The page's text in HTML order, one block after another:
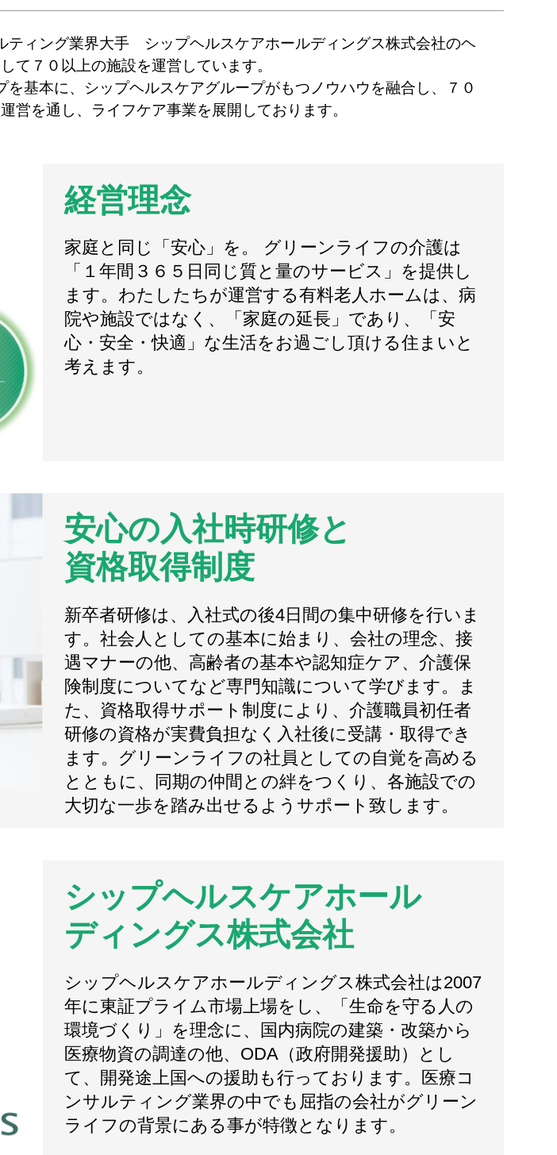
ティング業界大手 シップヘルスケアホールディングス株式会社のヘ
て７０以上の施設を運営しています。
基本に、シップヘルスケアグループがもつノウハウを融合し、７０
営を通し、ライフケア事業を展開しております。
経営理念
家庭と同じ「安心」を。 グリーンライフの介護は
「１年間３６５日同じ質と量のサービス」を提供し
ます。わたしたちが運営する有料老人ホームは、病
院や施設ではなく、「家庭の延長」であり、「安
心・安全・快適」な生活をお過ごし頂ける住まいと
考えます。
安心の入社時研修と
資格取得制度
新卒者研修は、入社式の後4日間の集中研修を行いま
す。社会人としての基本に始まり、会社の理念、接
遇マナーの他、高齢者の基本や認知症ケア、介護保
険制度についてなど専門知識について学びます。ま
た、資格取得サポート制度により、介護職員初任者
研修の資格が実費負担なく入社後に受講・取得でき
ます。グリーンライフの社員としての自覚を高める
とともに、同期の仲間との絆をつくり、各施設での
大切な一歩を踏み出せるようサポート致します。
シップヘルスケアホール
ディングス株式会社
シップヘルスケアホールディングス株式会社は2007
年に東証プライム市場上場をし、「生命を守る人の
環境づくり」を理念に、国内病院の建築・改築から
医療物資の調達の他、ODA（政府開発援助）とし
て、開発途上国への援助も行っております。医療コ
ンサルティング業界の中でも屈指の会社がグリーン
ライフの背景にある事が特徴となります。